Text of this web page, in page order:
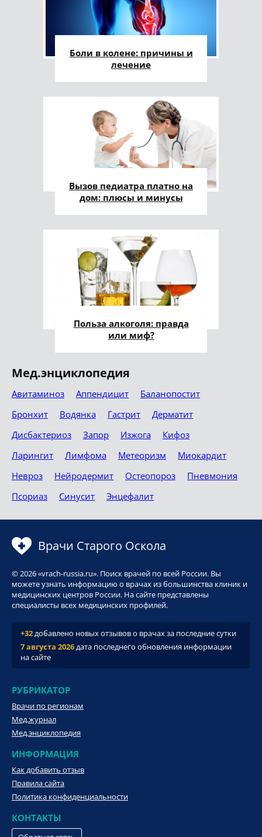
Боли в колене: причины и
лечение
Вызов педиатра платно на
дом: плюсы и минусы
Польза алкоголя: правда
или миф?
Мед.энциклопедия
Авитаминоз Аппендицит
Баланопостит
Бронхит
Водянка Гастрит
Дерматит
Дисбактериоз
Запор Изжога
Кифоз
Ларингит
Лимфома Метеоризм
Миокардит
Невроз
Нейродермит Остеопороз
Пневмония
Псориаз
Синусит Энцефалит
Врачи Старого Оскола
© 2026 «vrach-russia.ru». Поиск врачей по всей России. Вы
можете узнать информацию о врачах из большинства клиник и
медицинских центров России. На сайте представлены
специалисты всех медицинских профилей.
+32добавлено новых отзывов о врачах за последние сутки
7 августа 2026дата последнего обновления информации
на сайте
РУБРИКАТОР
Врачи по регионам
Мед.журнал
Мед.энциклопедия
ИНФОРМАЦИЯ
Как добавить отзыв
Правила сайта
Политика конфиденциальности
КОНТАКТЫ